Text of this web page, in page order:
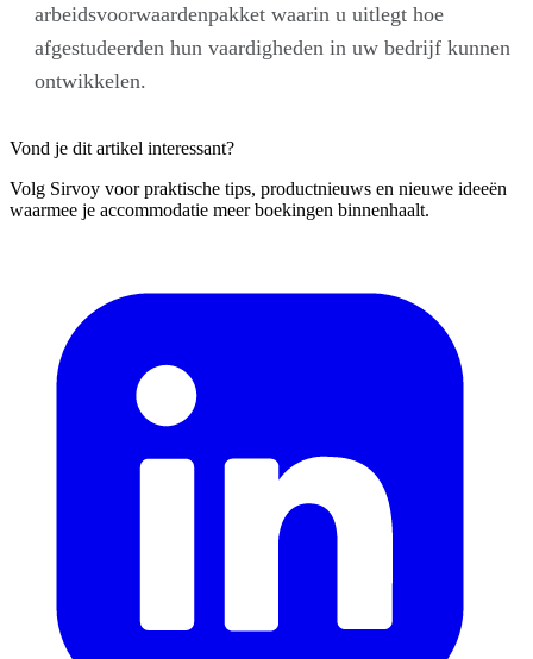
arbeidsvoorwaardenpakket waarin u uitlegt hoe
afgestudeerden hun vaardigheden in uw bedrijf kunnen
ontwikkelen.
Vond je dit artikel interessant?
Volg Sirvoy voor praktische tips, productnieuws en nieuwe ideeën
waarmee je accommodatie meer boekingen binnenhaalt.